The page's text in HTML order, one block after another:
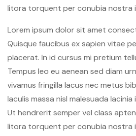
litora torquent per conubia nostra
Lorem ipsum dolor sit amet
Quisque faucibus ex sapien vitae
placerat. In id cursus mi pretium
Tempus leo eu aenean sed diam
vivamus fringilla lacus nec metus
Iaculis massa nisl malesuada
Ut hendrerit semper vel class
litora torquent per conubia nostra